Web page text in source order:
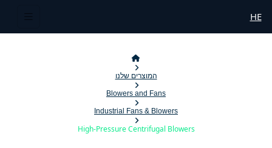
HE
המוצרים שלנו
Blowers and Fans
Industrial Fans & Blowers
High-Pressure Centrifugal Blowers